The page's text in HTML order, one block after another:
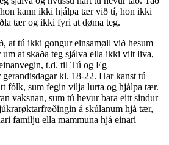
kann ikki hjálpa tær við tí, hon ikki
tær og ikki fyri at døma teg.
at tú ikki gongur einsamøll við hesum
at skaða teg sjálva ella ikki vilt liva,
t.d. til Tú og Eg
kl. 18-22. Har kanst tú
fólk, sum fegin vilja lurta og hjálpa tær.
vaksnan, sum tú hevur bara eitt sindur
á skúlanum hjá tær,
familju ella mammuna hjá einari